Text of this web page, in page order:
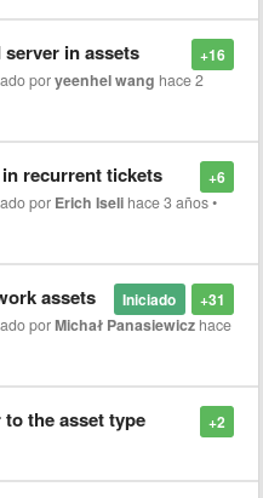
+16
in assets
poryeenhel wang hace 2
+6
recurrent tickets
por Erich Iseli hace 3 años•
+31
Iniciado
assets
porMichał Panasiewicz hace
+2
the asset type